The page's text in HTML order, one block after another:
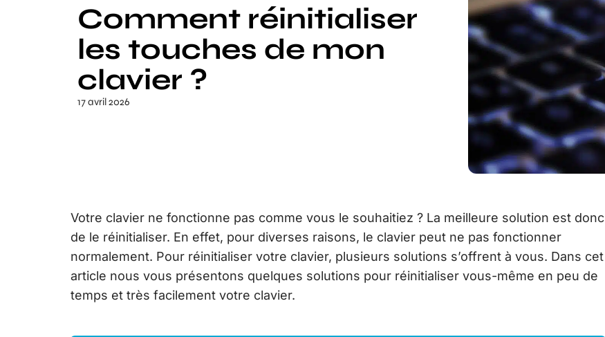
Comment réinitialiser
les touches de mon
clavier ?
17 avril 2026
Votre clavier ne fonctionne pas comme vous le souhaitiez ? La meilleure solution est donc
de le réinitialiser. En effet, pour diverses raisons, le clavier peut ne pas fonctionner
normalement. Pour réinitialiser votre clavier, plusieurs solutions s’offrent à vous. Dans cet
article nous vous présentons quelques solutions pour réinitialiser vous-même en peu de
temps et très facilement votre clavier.